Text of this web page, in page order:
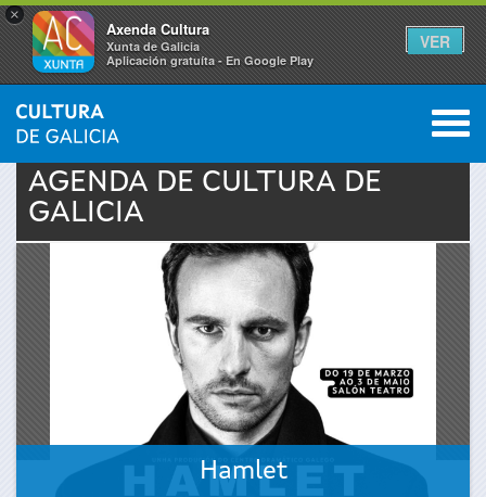
×
Axenda Cultura
Xunta de Galicia
Aplicación gratuíta - En Google Play
VER
Se
encuentra
INICIO › ACTUALIDAD 0
AGENDA DE CULTURA DE
GALICIA
Hamlet